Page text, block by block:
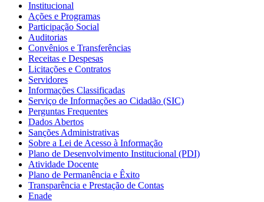
Institucional
Ações e Programas
Participação Social
Auditorias
Convênios e Transferências
Receitas e Despesas
Licitações e Contratos
Servidores
Informações Classificadas
Serviço de Informações ao Cidadão (SIC)
Perguntas Frequentes
Dados Abertos
Sanções Administrativas
Sobre a Lei de Acesso à Informação
Plano de Desenvolvimento Institucional (PDI)
Atividade Docente
Plano de Permanência e Êxito
Transparência e Prestação de Contas
Enade